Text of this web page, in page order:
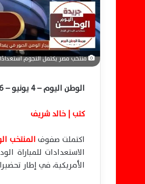
ا
منتخب مصر يكتمل النجوم
الوطن اليوم – 4 يونيو – 2026 – اخبار الرياضة
كتب | خالد شريف
اكتملت صفوفالمنتخب
الأمريكية، في إطار